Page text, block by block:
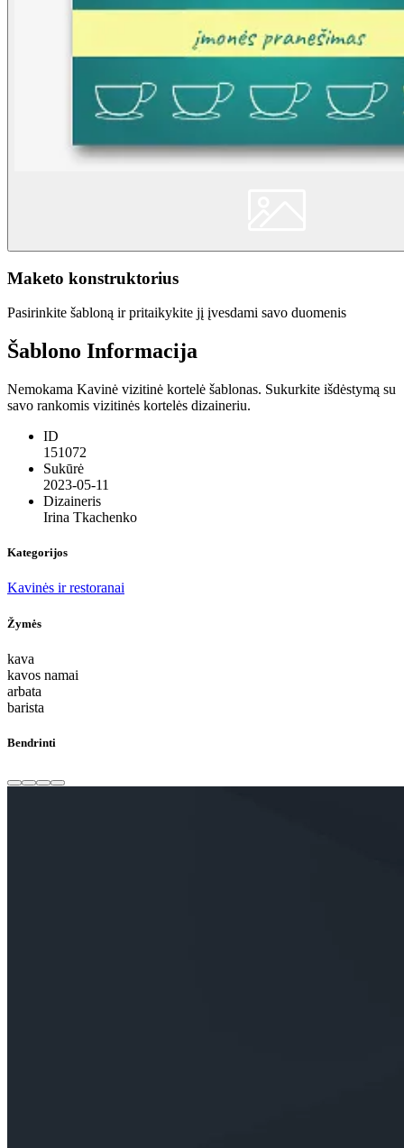
Maketo konstruktorius
Pasirinkite šabloną ir pritaikykite jį įvesdami savo duomenis
Šablono Informacija
Nemokama Kavinė vizitinė kortelė šablonas. Sukurkite išdėstymą su
savo rankomis vizitinės kortelės dizaineriu.
ID
151072
Sukūrė
2023-05-11
Dizaineris
Irina Tkachenko
Kategorijos
Kavinės ir restoranai
Žymės
kava
kavos namai
arbata
barista
Bendrinti